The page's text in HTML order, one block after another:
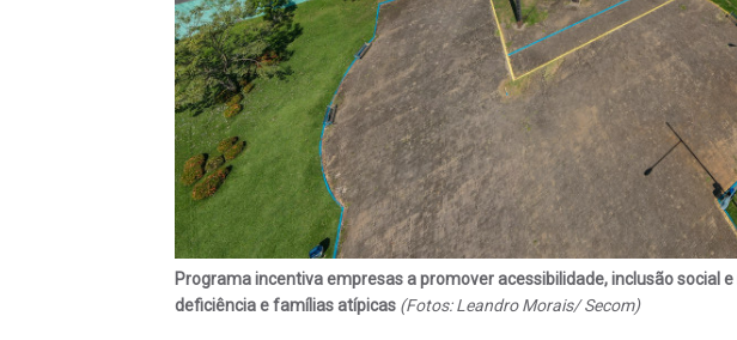
Programa incentiva empresas a promover acessibilidade, inclusão social
deficiência e famílias atípicas (Fotos: Leandro Morais/ Secom)